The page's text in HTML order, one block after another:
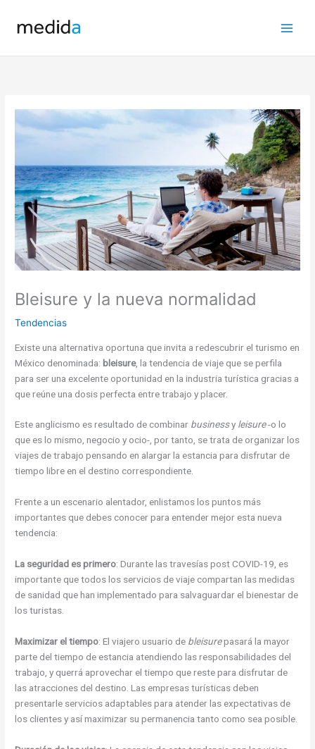
Bleisure y la nueva normalidad
Tendencias
Existe una alternativa oportuna que invita a redescubrir el turismo en
México denominada:bleisure, la tendencia de viaje que se perfila
para ser una excelente oportunidad en la industria turística gracias a
que reúne una dosis perfecta entre trabajo y placer.
Este anglicismo es resultado de combinar businessy leisure-o lo
que es lo mismo, negocio y ocio-, por tanto, se trata de organizar los
viajes de trabajo pensando en alargar la estancia para disfrutar de
tiempo libre en el destino correspondiente.
Frente a un escenario alentador, enlistamos los puntos más
importantes que debes conocer para entender mejor esta nueva
tendencia:
La seguridad es primero: Durante las travesías post COVID-19, es
importante que todos los servicios de viaje compartan las medidas
de sanidad que han implementado para salvaguardar el bienestar de
los turistas.
Maximizar el tiempo: El viajero usuario de bleisurepasará la mayor
parte del tiempo de estancia atendiendo las responsabilidades del
trabajo, y querrá aprovechar el tiempo que reste para disfrutar de
las atracciones del destino. Las empresas turísticas deben
presentarle servicios adaptables para atender las expectativas de
los clientes y así maximizar su permanencia tanto como sea posible.